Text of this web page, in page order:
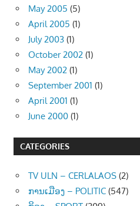
May 2005 (5)
April 2005 (1)
July 2003 (1)
October 2002 (1)
May 2002 (1)
September 2001 (1)
April 2001 (1)
June 2000 (1)
CATEGORIES
TV ULN – CERLALAOS (2)
ການເມືອງ – POLITIC (547)